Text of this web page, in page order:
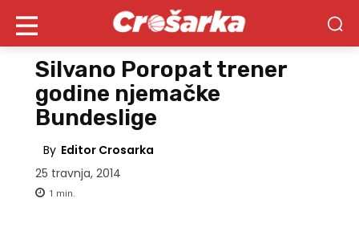
Silvano Poropat trener
godine njemačke
Bundeslige
By Editor Crosarka
25 travnja, 2014
1 min.